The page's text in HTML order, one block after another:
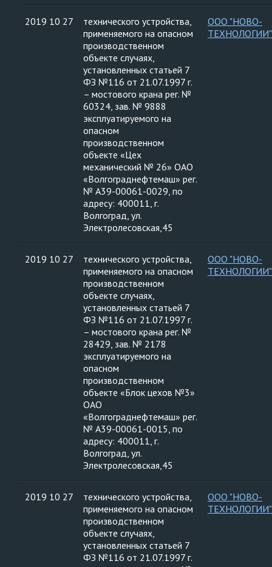
2019 10 27
технического устройства,
применяемого на опасном
производственном
объекте случаях,
установленных статьей 7
ФЗ №116 от 21.07.1997 г.
– мостового крана рег. №
60324, зав. № 9888
эксплуатируемого на
опасном
производственном
объекте «Цех
механический № 26» ОАО
«Волгограднефтемаш» рег.
№ А39-00061-0029, по
адресу: 400011, г.
Волгоград, ул.
Электролесовская,45
ООО "НОВО-
ТЕХНОЛОГИИ"
2019 10 27
технического устройства,
применяемого на опасном
производственном
объекте случаях,
установленных статьей 7
ФЗ №116 от 21.07.1997 г.
– мостового крана рег. №
28429, зав. № 2178
эксплуатируемого на
опасном
производственном
объекте «Блок цехов №3»
ОАО
«Волгограднефтемаш» рег.
№ А39-00061-0015, по
адресу: 400011, г.
Волгоград, ул.
Электролесовская,45
ООО "НОВО-
ТЕХНОЛОГИИ"
2019 10 27
технического устройства,
применяемого на опасном
производственном
объекте случаях,
установленных статьей 7
ФЗ №116 от 21.07.1997 г.
ООО "НОВО-
ТЕХНОЛОГИИ"